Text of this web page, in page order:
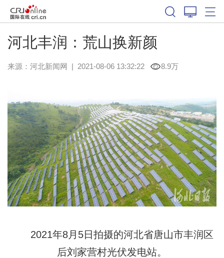
河北丰润：荒山换新颜
来源： 河北新闻网 | 2021-08-06 13:32:22 8.9万
2021年8月5日拍摄的河北省唐山市丰润区
后刘家营村光伏发电站。